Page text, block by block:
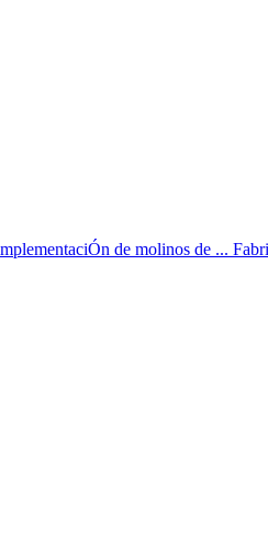
de molinos de ...